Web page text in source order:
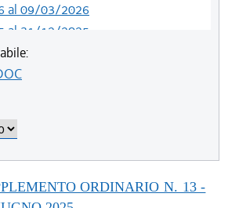
al 09/03/2026
al 31/12/2025
15/12/2025
ORDINARIO N. 13 -